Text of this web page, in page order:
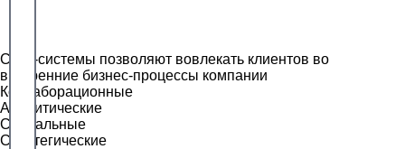
CRM-системы позволяют вовлекать клиентов во
внутренние бизнес-процессы компании
Коллаборационные
Аналитические
Социальные
Стратегические